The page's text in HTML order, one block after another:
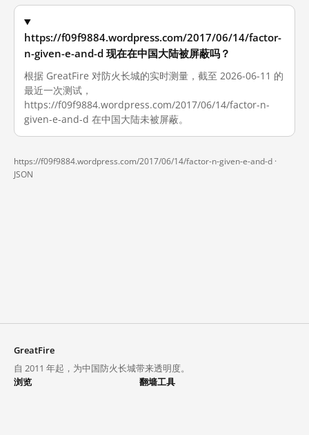
https://f09f9884.wordpress.com/2017/06/14/factor-
n-given-e-and-d 现在在中国大陆被屏蔽吗？
根据 GreatFire 对防火长城的实时测量，截至 2026-06-11 的
最近一次测试，
https://f09f9884.wordpress.com/2017/06/14/factor-n-
given-e-and-d 在中国大陆未被屏蔽。
https://f09f9884.wordpress.com/2017/06/14/factor-n-given-e-and-d ·
JSON
GreatFire
自 2011 年起，为中国防火长城带来透明度。
浏览
翻墙工具